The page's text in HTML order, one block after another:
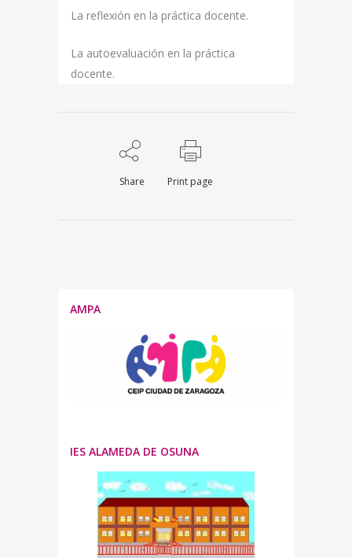
La reflexión en la práctica docente.
La autoevaluación en la práctica
docente.
Share Print page
AMPA
IES ALAMEDA DE OSUNA